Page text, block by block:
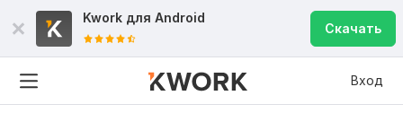
Kwork для Android
Скачать
Вход